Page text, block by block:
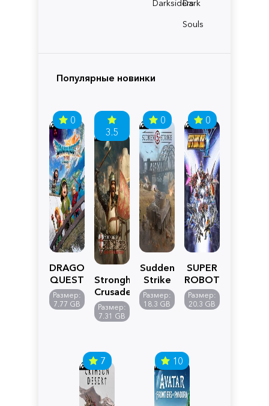
Darksiders
Dark
Souls
Популярные новинки
0
DRAGON
QUEST
VII
Reimagined
Размер:
7.77 GB
3.5
Stronghold
Crusader:
Definitive
Edition
Размер:
7.31 GB
0
Sudden
Strike
5
Размер:
18.3 GB
0
SUPER
ROBOT
WARS
Y
Размер:
20.3 GB
7 10